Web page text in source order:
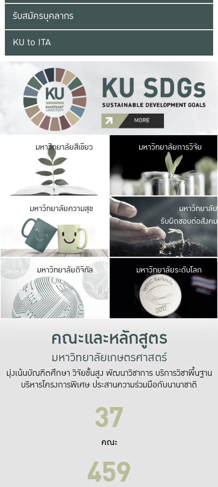
รับสมัครบุคลากร
KU to ITA
มหาวิทยาลัยสีเขียว มหาวิ
มีพื้นที่เขียวสดใส
เป็นป่าในเมือง เกษต
มหาวิทยาลัยการวิจัย
มหาวิทยาลัยความสุข มหาวิ
ค
เปิดประ
และพบเรื่องราวใ
มหาวิทยาลัย
รับผิดชอบต่อสังคม
มหาวิทยาลัยดิจิทัล มหาวิ
เปลี่ยนแปลง แล
เพื่อทำง
ระบบสารสนเทศ
มหาวิทยาลัยระดับโลก
คณะและหลักสูตร
มหาวิทยาลัยเกษตรศาสตร์
มุ่งเน้นบัณฑิตศึกษา วิจัยขั้นสูง พัฒนาวิชาการ บริการวิชาพื้นฐาน
บริหารโครงการพิเศษ ประสานความร่วมมือกับนานาชาติ
37
คณะ
459